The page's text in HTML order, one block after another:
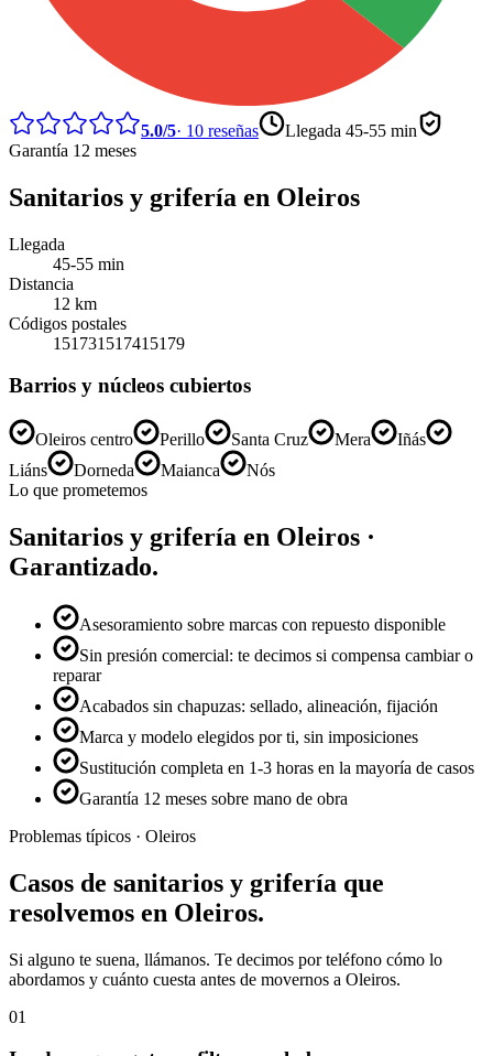
5.0/5· 10 reseñas Llegada 45-55 min
Garantía 12 meses
Sanitarios y grifería en Oleiros
Llegada
45-55 min
Distancia
12 km
Códigos postales
151731517415179
Barrios y núcleos cubiertos
Oleiros centro Perillo Santa Cruz Mera
Iñás
Liáns
Dorneda Maianca
Nós
Lo que prometemos
Sanitarios y grifería en Oleiros ·
Garantizado.
Asesoramiento sobre marcas con repuesto disponible
Sin presión comercial: te decimos si compensa cambiar o
reparar
Acabados sin chapuzas: sellado, alineación, fijación
Marca y modelo elegidos por ti, sin imposiciones
Sustitución completa en 1-3 horas en la mayoría de casos
Garantía 12 meses sobre mano de obra
Problemas típicos · Oleiros
Casos de sanitarios y grifería que
resolvemos en Oleiros.
Si alguno te suena, llámanos. Te decimos por teléfono cómo lo
abordamos y cuánto cuesta antes de movernos a Oleiros.
01